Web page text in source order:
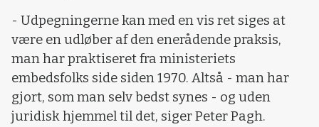
- Udpegningerne kan med en vis ret siges at
være en udløber af den enerådende praksis,
man har praktiseret fra ministeriets
embedsfolks side siden 1970. Altså - man har
gjort, som man selv bedst synes - og uden
juridisk hjemmel til det, siger Peter Pagh.